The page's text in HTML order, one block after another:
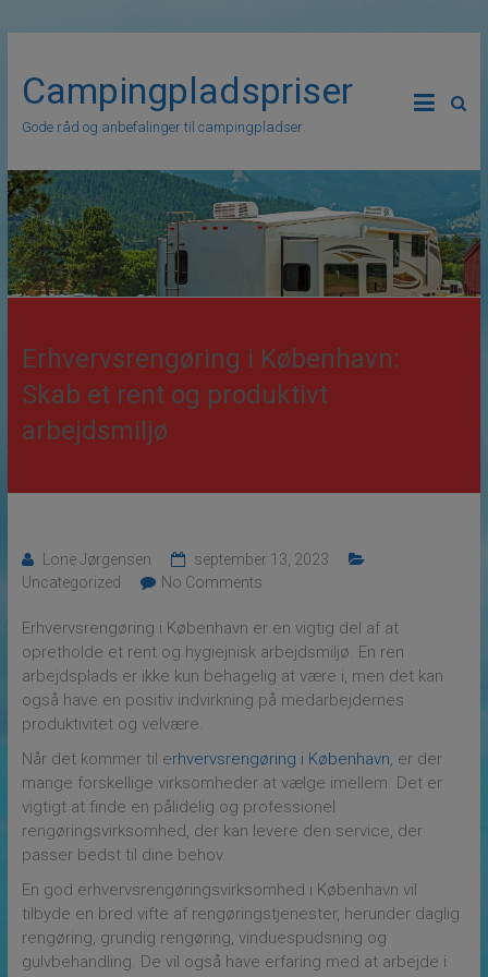
Campingpladspriser
Gode råd og anbefalinger til campingpladser
Erhvervsrengøring i København:
Skab et rent og produktivt
arbejdsmiljø
Lone Jørgensen
september 13, 2023
Uncategorized
No Comments
Erhvervsrengøring i København er en vigtig del af at
opretholde et rent og hygiejnisk arbejdsmiljø. En ren
arbejdsplads er ikke kun behagelig at være i, men det kan
også have en positiv indvirkning på medarbejdernes
produktivitet og velvære.
Når det kommer til erhvervsrengøring i København , er der
mange forskellige virksomheder at vælge imellem. Det er
vigtigt at finde en pålidelig og professionel
rengøringsvirksomhed, der kan levere den service, der
passer bedst til dine behov.
En god erhvervsrengøringsvirksomhed i København vil
tilbyde en bred vifte af rengøringstjenester, herunder daglig
rengøring, grundig rengøring, vinduespudsning og
gulvbehandling. De vil også have erfaring med at arbejde i